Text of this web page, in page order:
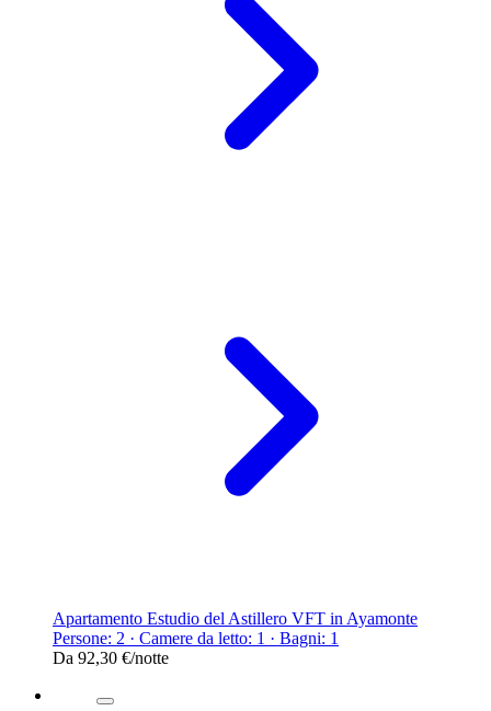
Apartamento Estudio del Astillero VFT in Ayamonte
Persone: 2 · Camere da letto: 1 · Bagni: 1
Da 92,30 €/notte